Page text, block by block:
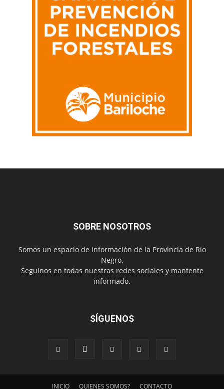
SOBRE NOSOTROS
Somos un espacio de información de la Provincia de Río
Negro.
Seguinos en todas nuestras redes sociales y mantente
informado.
SÍGUENOS
INICIO QUIENES SOMOS? CONTACTO